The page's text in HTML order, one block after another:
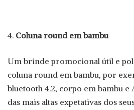
Coluna round em bambu
Um brinde promocional útil e
coluna round em bambu, por
bluetooth 4.2, corpo em bambu e
das mais altas expetativas dos